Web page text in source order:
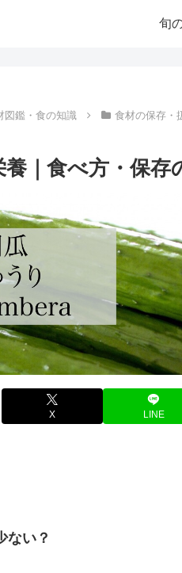
旬
図鑑・食の知識 食材の保存・
｜食べ方・保存
X LINE
ない？